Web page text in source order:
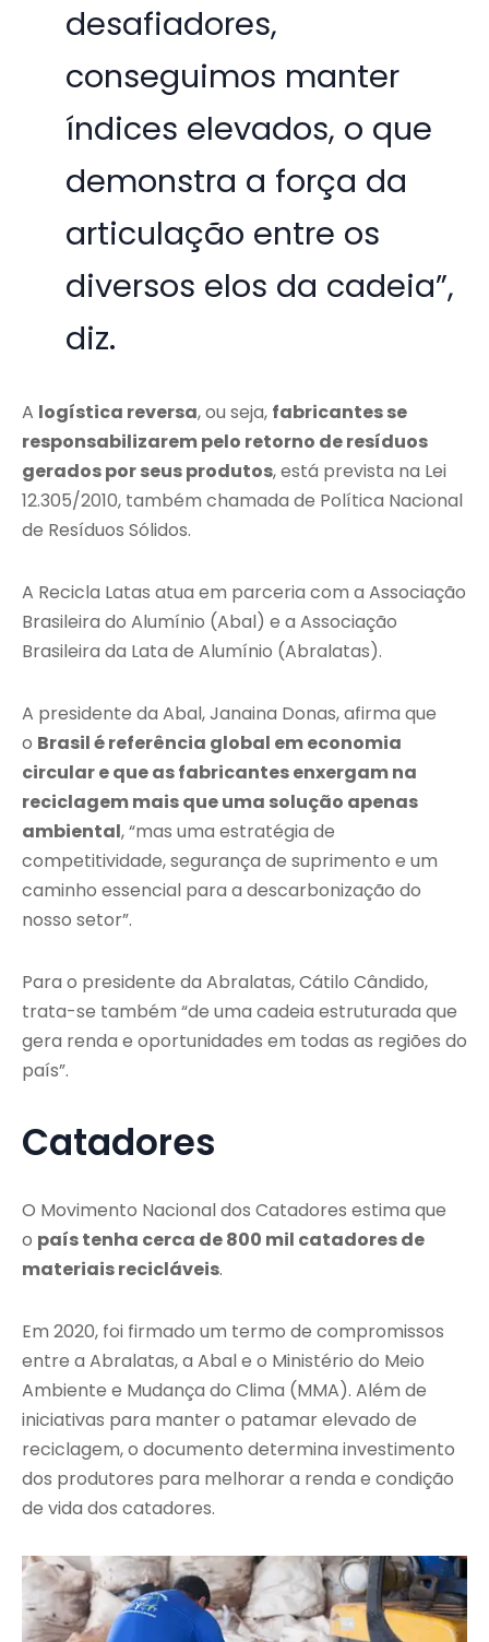
desafiadores,
conseguimos manter
índices elevados, o que
demonstra a força da
articulação entre os
diversos elos da cadeia”,
diz.
A logística reversa, ou seja, fabricantes se
responsabilizarem pelo retorno de resíduos
gerados por seus produtos, está prevista na Lei
12.305/2010, também chamada de Política Nacional
de Resíduos Sólidos.
A Recicla Latas atua em parceria com a Associação
Brasileira do Alumínio (Abal) e a Associação
Brasileira da Lata de Alumínio (Abralatas).
A presidente da Abal, Janaina Donas, afirma que
o Brasil é referência global em economia
circular e que as fabricantes enxergam na
reciclagem mais que uma solução apenas
ambiental, “mas uma estratégia de
competitividade, segurança de suprimento e um
caminho essencial para a descarbonização do
nosso setor”.
Para o presidente da Abralatas, Cátilo Cândido,
trata-se também “de uma cadeia estruturada que
gera renda e oportunidades em todas as regiões do
país”.
Catadores
O Movimento Nacional dos Catadores estima que
o país tenha cerca de 800 mil catadores de
materiais recicláveis.
Em 2020, foi firmado um termo de compromissos
entre a Abralatas, a Abal e o Ministério do Meio
Ambiente e Mudança do Clima (MMA). Além de
iniciativas para manter o patamar elevado de
reciclagem, o documento determina investimento
dos produtores para melhorar a renda e condição
de vida dos catadores.